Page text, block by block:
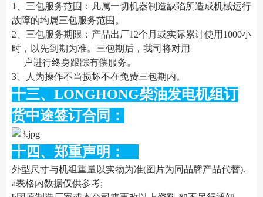
1、三包服务范围：凡属一切机器制造缺陷所造成机械运行
故障的均属三包服务范围。
2、三包服务期限：产品出厂12个月或实际累计使用1000小
时，以先到期为准。三包期后，我司将对用
户进行终身跟踪有偿服务。
3、人为操作不当损坏不在免费三包期内。
十三、LONGHONG柴油发电机组订
货中途签订合同：
十四、郑重声明：
外型尺寸与机组重量以实物为准(图片为同品牌产品代替).
a表格内数据仅供参考;